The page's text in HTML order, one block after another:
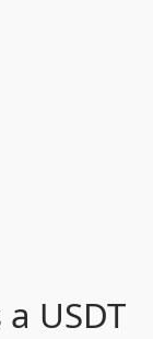
USDT